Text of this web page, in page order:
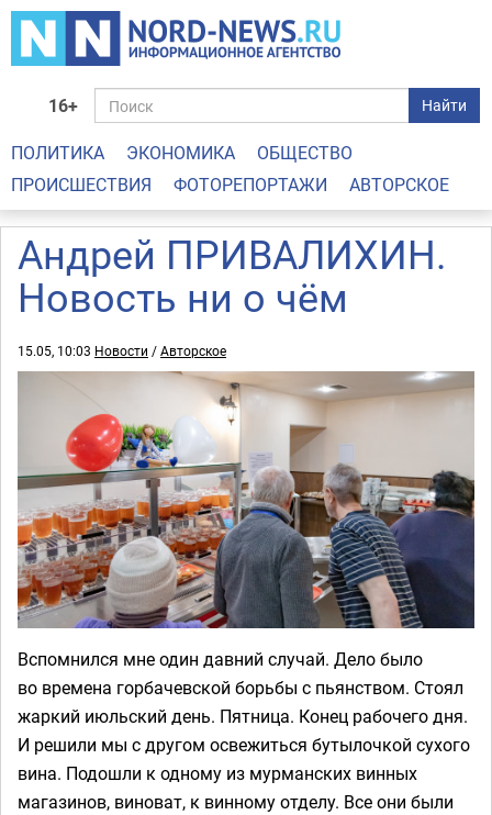
16+ Найти
ПОЛИТИКА ЭКОНОМИКА
ОБЩЕСТВО
ПРОИСШЕСТВИЯ
ФОТОРЕПОРТАЖИ АВТОРСКОЕ
Андрей ПРИВАЛИХИН.
Новость ни о чём
15.05, 10:03 Новости /Авторское
Вспомнился мне один давний случай. Дело было
во времена горбачевской борьбы с пьянством. Стоял
жаркий июльский день. Пятница. Конец рабочего дня.
И решили мы с другом освежиться бутылочкой сухого
вина. Подошли к одному из мурманских винных
магазинов, виноват, к винному отделу. Все они были